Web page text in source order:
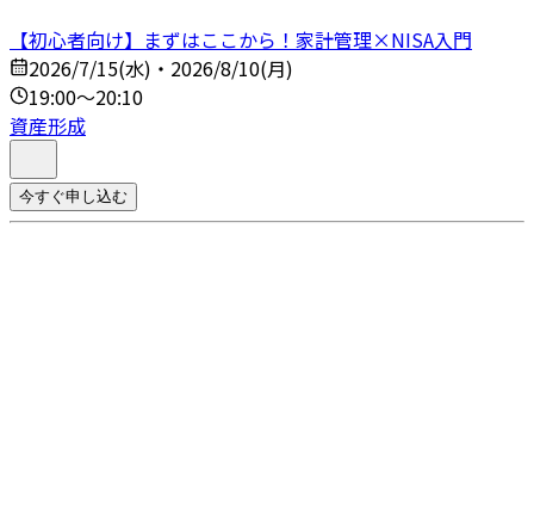
【初心者向け】まずはここから！家計管理×NISA入門
2026/7/15(水)・2026/8/10(月)
19:00～20:10
資産形成
今すぐ申し込む